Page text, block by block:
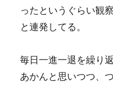
ったというぐらい観
と連発してる。
毎日一進一退を繰り
あかんと思いつつ、